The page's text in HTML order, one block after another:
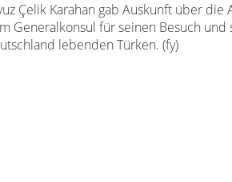
Çelik Karahan gab Auskunft über
Generalkonsul für seinen Besuch
lebenden Türken. (fy)